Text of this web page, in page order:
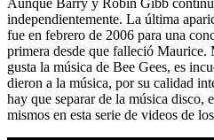
independientemente. La última
fue en febrero de 2006 para una
primera desde que falleció Maurice.
gusta la música de Bee Gees, es
dieron a la música, por su calidad
hay que separar de la música disco,
mismos en esta serie de videos de